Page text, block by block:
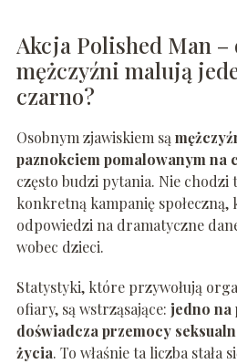
Akcja Polished Man –
mężczyźni malują
czarno?
Osobnym zjawiskiem są
paznokciem pomalowanym na
często budzi pytania. Nie chodzi
konkretną kampanię społeczną,
odpowiedzi na dramatyczne
wobec dzieci.
Statystyki, które przywołują
ofiary, są wstrząsające: jedno na
doświadcza przemocy
życia. To właśnie ta liczba stała